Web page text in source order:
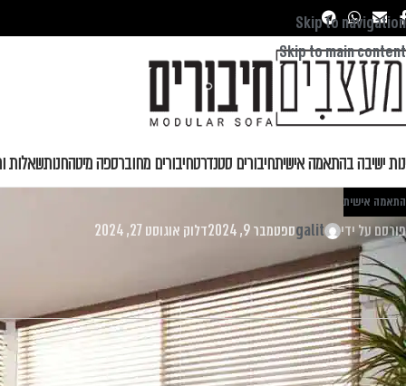
Skip to navigation
Skip to main content
ישיבה בהתאמה אישיתחיבורים סטנדרטחיבורים מחוברספה מיטהחנותשאלות
התאמה אישית
פורסם על ידי galitספטמבר 9, 2024 דלוק אוגוסט 27, 2024